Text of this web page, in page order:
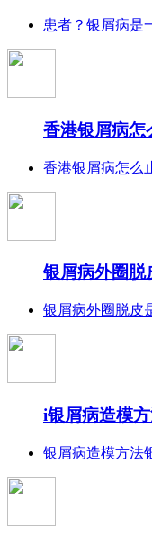
患者？银屑病是
香港银屑病怎
香港银屑病怎么
银屑病外圈脱
银屑病外圈脱皮
i银屑病造模
银屑病造模方法